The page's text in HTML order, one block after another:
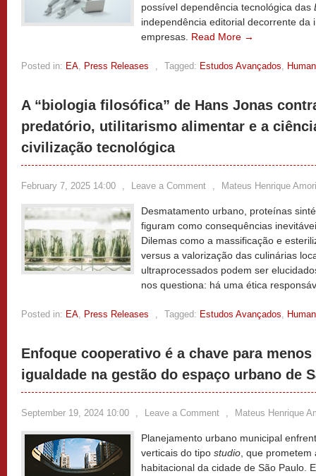
possível dependência tecnológica das
independência editorial decorrente da
empresas. Read More →
Posted in: EA, Press Releases , Tagged: Estudos Avançados,
A “biologia filosófica” de Hans Jonas
predatório, utilitarismo alimentar e a
civilização tecnológica
February 7, 2025 14:00 , Leave a Comment , Mateus Henrique
Desmatamento urbano, proteínas
figuram como consequências
Dilemas como a massificação e
versus a valorização das culinárias
ultraprocessados podem ser
nos questiona: há uma ética
Posted in: EA, Press Releases , Tagged: Estudos Avançados,
Enfoque cooperativo é a chave para menos
igualdade na gestão do espaço urbano de
September 19, 2024 10:00 , Leave a Comment , Mateus Henrique
Planejamento urbano municipal
verticais do tipo studio , que
habitacional da cidade de São Paulo.